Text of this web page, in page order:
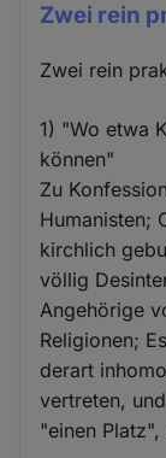
Zwei rein
Zwei rein
1) "Wo etwa
können"
Zu
Humanisten;
kirchlich
völlig
Angehörige
Religionen;
derart
vertreten,
"einen